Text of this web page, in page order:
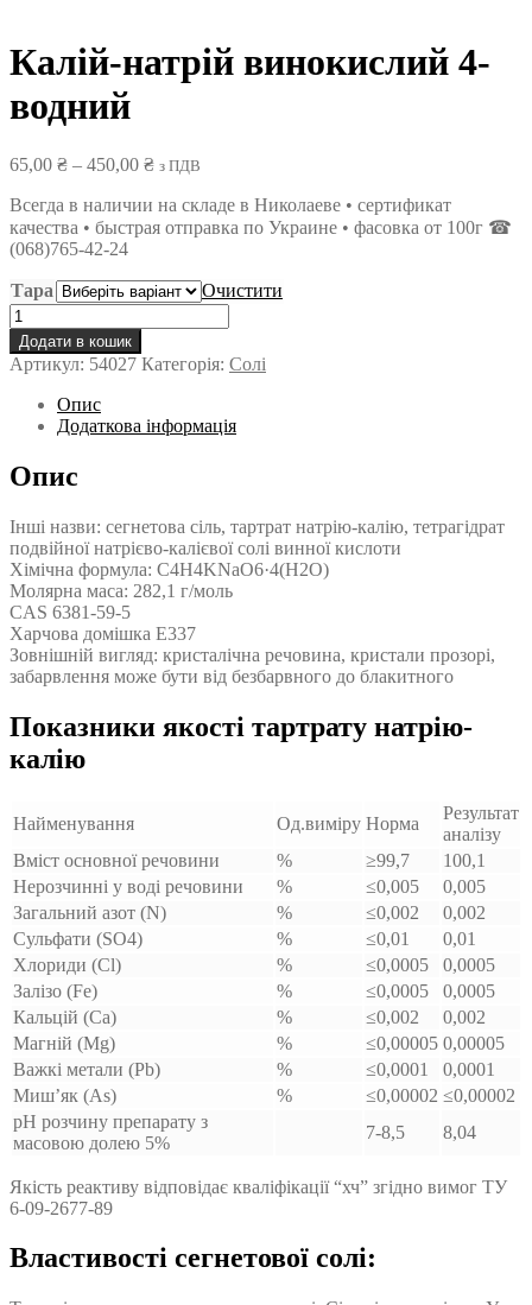
Калій-натрій винокислий 4-
водний
65,00 ₴ – 450,00 ₴Діапазон
від
65,00 ₴
з ПДВ
Всегда в наличии на складе в Николаеве • сертификат
качества • быстрая отправка по Украине • фасовка от 100г ☎
(068)765-42-24
Тара
Очистити
Калій-
натрій
винокислий
4-
водний
кількість
Додати в кошик
Артикул: 54027 Категорія: Солі
Опис
Додаткова інформація
Опис
Інші назви: сегнетова сіль, тартрат натрію-калію, тетрагідрат
подвійної натрієво-калієвої солі винної кислоти
Хімічна формула: C4H4KNaO6·4(H2O)
Молярна маса: 282,1 г/моль
CAS 6381-59-5
Харчова домішка Е337
Зовнішній вигляд: кристалічна речовина, кристали прозорі,
забарвлення може бути від безбарвного до блакитного
Показники якості тартрату натрію-
калію
Найменування Од.виміру Норма
Результат
аналізу
Вміст основної речовини
% ≥99,7
100,1
Нерозчинні у воді речовини
% ≤0,005
0,005
Загальний азот (N)
% ≤0,002
0,002
Сульфати (SO4)
% ≤0,01
0,01
Хлориди (Cl)
% ≤0,0005
0,0005
Залізо (Fe)
% ≤0,0005
0,0005
Кальцій (Ca)
% ≤0,002
0,002
Магній (Mg)
% ≤0,00005 0,00005
Важкі метали (Pb)
% ≤0,0001
0,0001
Миш’як (As)
% ≤0,00002 ≤0,00002
pH розчину препарату з
масовою долею 5%
7-8,5 8,04
Якість реактиву відповідає кваліфікації “хч” згідно вимог ТУ
6-09-2677-89
Властивості сегнетової солі: